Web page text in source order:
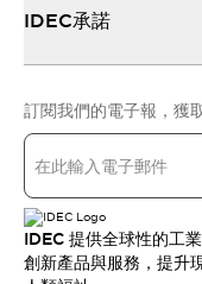
IDEC承諾
訂閱我們的電子報，獲
IDEC 提供全球性的工
創新產品與服務，提升